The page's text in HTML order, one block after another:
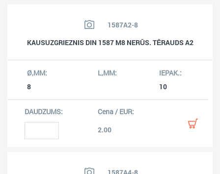
1587A2-8
KAUSUZGRIEZNIS DIN 1587 M8 NERŪS. TĒRAUDS A2
8 10
2.00
1587A4-8